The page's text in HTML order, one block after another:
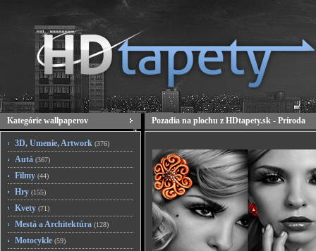
Kategórie wallpaperov
3D, Umenie, Artwork (376)
Autá (367)
Filmy (44)
Hry (155)
Kvety (71)
Mestá a Architektúra (128)
Motocykle (59)
Pozadia na plochu z HDtapety.sk - Príroda